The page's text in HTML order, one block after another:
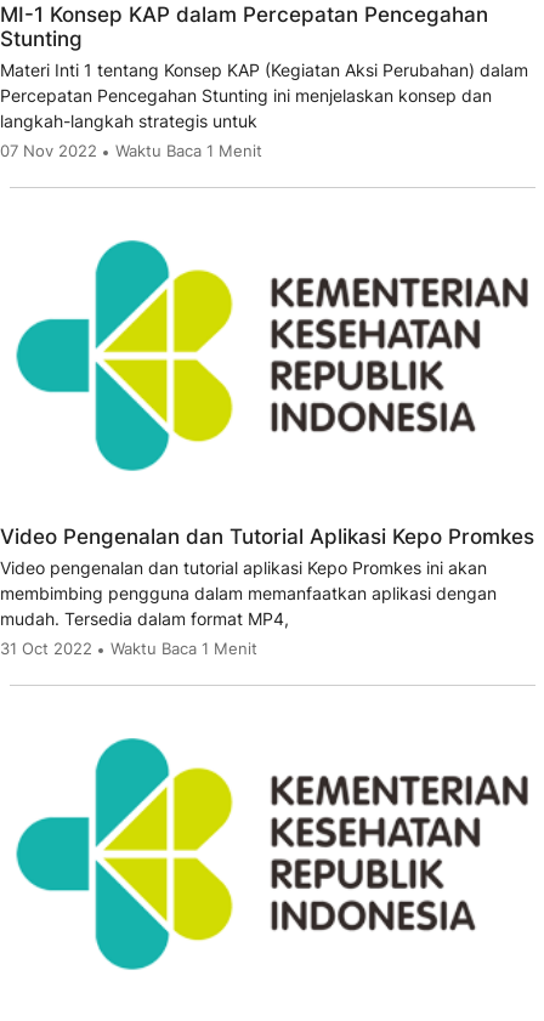
MI-1 Konsep KAP dalam Percepatan Pencegahan
Stunting
Materi Inti 1 tentang Konsep KAP (Kegiatan Aksi Perubahan) dalam
Percepatan Pencegahan Stunting ini menjelaskan konsep dan
langkah-langkah strategis untuk
07 Nov 2022 Waktu Baca 1 Menit
Video Pengenalan dan Tutorial Aplikasi Kepo Promkes
Video pengenalan dan tutorial aplikasi Kepo Promkes ini akan
membimbing pengguna dalam memanfaatkan aplikasi dengan
mudah. Tersedia dalam format MP4,
31 Oct 2022 Waktu Baca 1 Menit